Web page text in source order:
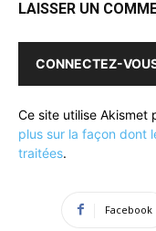
LAISSER UN
CONNECTEZ-
Ce site utilise Akismet
plus sur la façon dont
traitées.
Facebook